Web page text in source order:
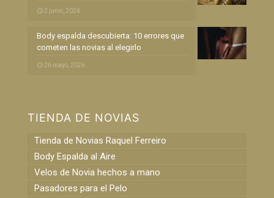
2 junio, 2026
Body espalda descubierta: 10 errores que
cometen las novias al elegirlo
26 mayo, 2026
TIENDA DE NOVIAS
Tienda de Novias Raquel Ferreiro
Body Espalda al Aire
Velos de Novia hechos a mano
Pasadores para el Pelo